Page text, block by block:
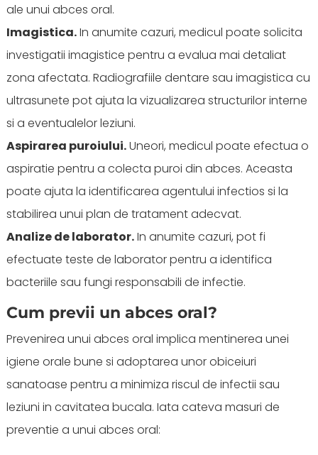
ale unui abces oral.
Imagistica.In anumite cazuri, medicul poate solicita
investigatii imagistice pentru a evalua mai detaliat
zona afectata. Radiografiile dentare sau imagistica cu
ultrasunete pot ajuta la vizualizarea structurilor interne
si a eventualelor leziuni.
Aspirarea puroiului.Uneori, medicul poate efectua o
aspiratie pentru a colecta puroi din abces. Aceasta
poate ajuta la identificarea agentului infectios si la
stabilirea unui plan de tratament adecvat.
Analize de laborator.In anumite cazuri, pot fi
efectuate teste de laborator pentru a identifica
bacteriile sau fungi responsabili de infectie.
Cum previi un abces oral?
Prevenirea unui abces oral implica mentinerea unei
igiene orale bune si adoptarea unor obiceiuri
sanatoase pentru a minimiza riscul de infectii sau
leziuni in cavitatea bucala. Iata cateva masuri de
preventie a unui abces oral: